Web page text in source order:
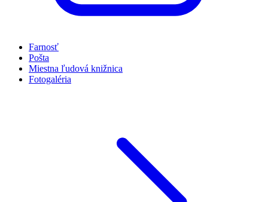
Farnosť
Pošta
Miestna ľudová knižnica
Fotogaléria